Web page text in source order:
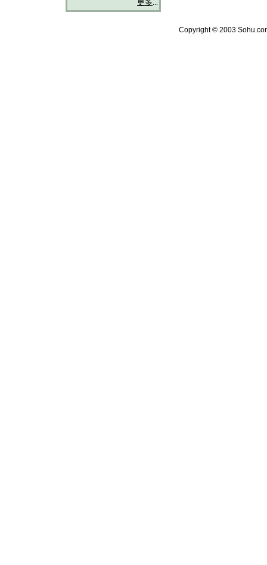
更多...
Copyright © 2003